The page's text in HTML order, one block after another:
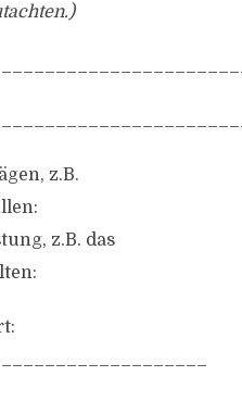
z.B.
z.B. das